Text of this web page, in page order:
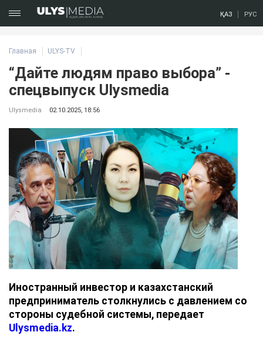
ҚАЗ РУС
Главная ULYS-TV
“Дайте людям право выбора” -
спецвыпуск Ulysmedia
Ulysmedia 02.10.2025, 18:56
Иностранный инвестор и казахстанский
предприниматель столкнулись с давлением со
стороны судебной системы, передает
Ulysmedia.kz.